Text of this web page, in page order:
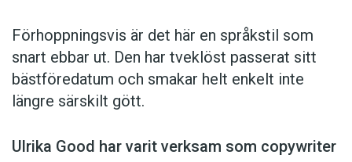
Förhoppningsvis är det här en språkstil som
snart ebbar ut. Den har tveklöst passerat sitt
bästföredatum och smakar helt enkelt inte
längre särskilt gött.
Ulrika Good har varit verksam som copy­writer